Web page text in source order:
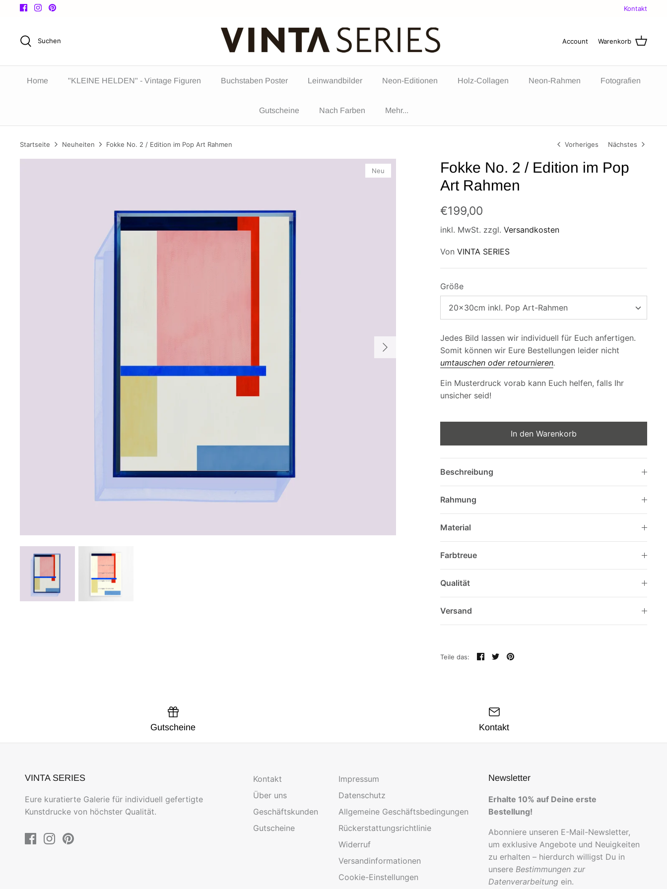
Direkt
Kontakt
Suchen Account Warenkorb
Home "KLEINE HELDEN" - Vintage Figuren Buchstaben Poster Leinwandbilder Neon-Editionen Holz-Collagen Neon-Rahmen Fotografien
Gutscheine Nach Farben Mehr...
Startseite Neuheiten Fokke No. 2 / Edition im Pop Art Rahmen Vorheriges Nächstes
Neu
Fokke No. 2 / Edition im Pop
Art Rahmen
€199,00
inkl. MwSt. zzgl. Versandkosten
Von VINTA SERIES
Größe
20x30cm inkl. Pop Art-Rahmen
Jedes Bild lassen wir individuell für Euch anfertigen.
Somit können wir Eure Bestellungen leider nicht
umtauschen oder retournieren.
Ein Musterdruck vorab kann Euch helfen, falls Ihr
unsicher seid!
In den Warenkorb
Beschreibung
Rahmung
Material
Farbtreue
Qualität
Versand
Teile das: TeilenTwitternPinnen
Gutscheine Kontakt
VINTA SERIES
Eure kuratierte Galerie für individuell gefertigte
Kunstdrucke von höchster Qualität.
Kontakt
Über uns
Geschäftskunden
Gutscheine
Impressum
Datenschutz
Allgemeine Geschäftsbedingungen
Rückerstattungsrichtlinie
Widerruf
Versandinformationen
Cookie-Einstellungen
Newsletter
Erhalte 10% auf Deine erste
Bestellung!
Abonniere unseren E-Mail-Newsletter,
um exklusive Angebote und Neuigkeiten
zu erhalten – hierdurch willigst Du in
unsere Bestimmungen zur
Datenverarbeitung ein.